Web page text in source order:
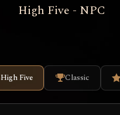
High Five - NPC
High Five Classic